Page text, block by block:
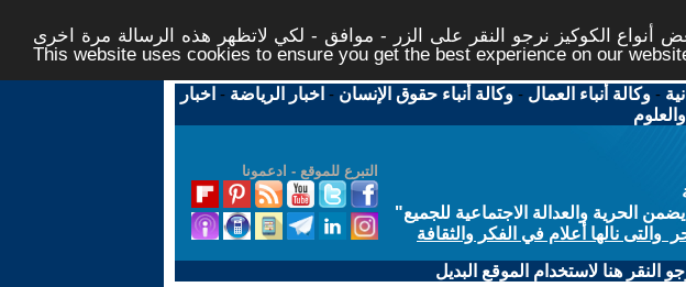
الكوكيز نرجو النقر على الزر - موافق - لكي لاتظهر هذه الرسالة مرة اخرى -
This website uses cookies to ensure you get the best experience on our
-وكالة أنباء العمال -وكالة أنباء حقوق الإنسان - اخبار الرياضة - اخبار
التبرع للموقع - ادعمونا
الحرية والعدالة الاجتماعية للجميع"
نالها أعلام في الفكر والثقافة
النقر هنا لاستخدام الموقع البديل